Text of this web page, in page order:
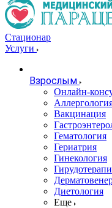
Стационар
Услуги
Взрослым
Онлайн-
Вакцинация
Гематология
Гериатрия
Гинекология
Диетология
Еще